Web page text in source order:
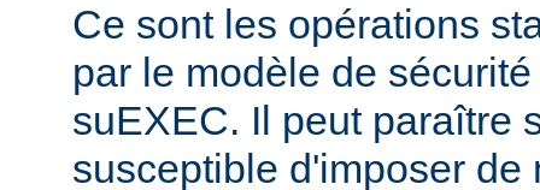
Ce sont les opérations
par le modèle de
suEXEC. Il peut paraître
susceptible d'imposer